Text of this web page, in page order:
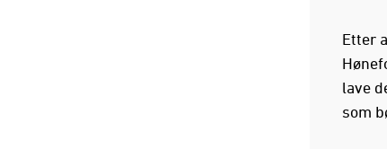
Etter
lave
som